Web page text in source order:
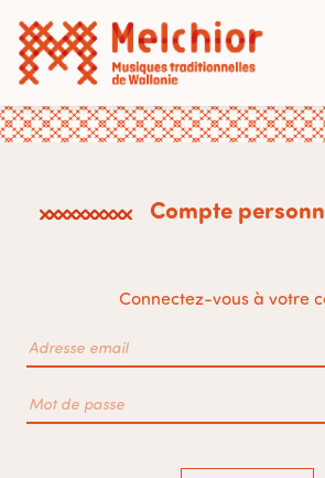
Compte
Connectez-vous à votre